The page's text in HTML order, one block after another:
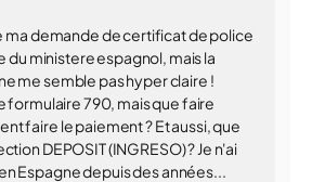
ma demande de certificat de police
du ministere espagnol, mais la
me semble pas hyper claire !
formulaire 790, mais que faire
faire le paiement ? Et aussi, que
DEPOSIT (INGRESO) ? Je n'ai
Espagne depuis des années...